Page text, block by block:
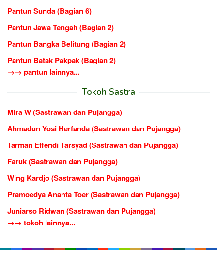
Pantun Sunda (Bagian 6)
Pantun Jawa Tengah (Bagian 2)
Pantun Bangka Belitung (Bagian 2)
Pantun Batak Pakpak (Bagian 2)
→→ pantun lainnya...
Tokoh Sastra
Mira W (Sastrawan dan Pujangga)
Ahmadun Yosi Herfanda (Sastrawan dan Pujangga)
Tarman Effendi Tarsyad (Sastrawan dan Pujangga)
Faruk (Sastrawan dan Pujangga)
Wing Kardjo (Sastrawan dan Pujangga)
Pramoedya Ananta Toer (Sastrawan dan Pujangga)
Juniarso Ridwan (Sastrawan dan Pujangga)
→→ tokoh lainnya...